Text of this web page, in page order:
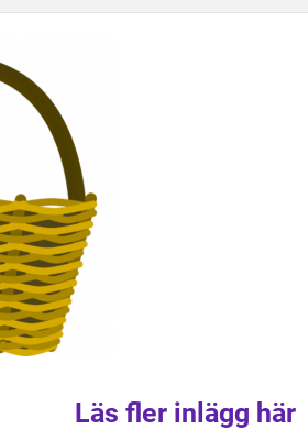
Läs fler inlägg här